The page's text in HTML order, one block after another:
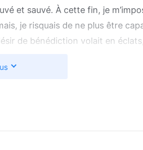
et sauvé. À cette fin, je
je risquais de ne plus être
de bénédiction volait en
travaillais dur pour produire de
à souffrir et à me dépenser
Je trichais avec Dieu, je me
compris que je ne pouvais